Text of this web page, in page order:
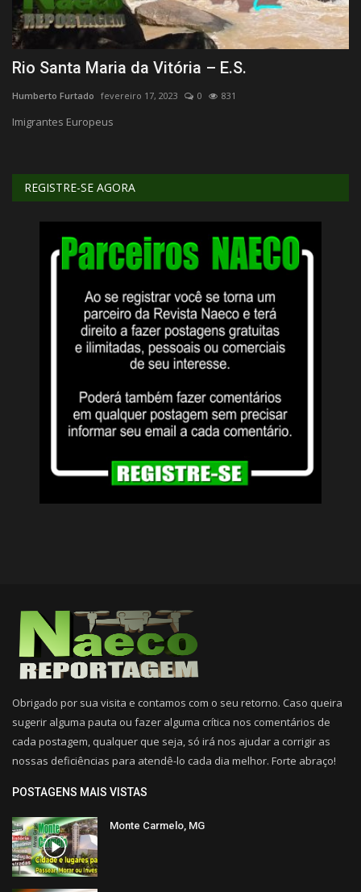
Rio Santa Maria da Vitória – E.S.
Humberto Furtado fevereiro 17, 2023 0 831
Imigrantes Europeus
REGISTRE-SE AGORA
Obrigado por sua visita e contamos com o seu retorno. Caso queira
sugerir alguma pauta ou fazer alguma crítica nos comentários de
cada postagem, qualquer que seja, só irá nos ajudar a corrigir as
nossas deficiências para atendê-lo cada dia melhor. Forte abraço!
POSTAGENS MAIS VISTAS
Monte Carmelo, MG